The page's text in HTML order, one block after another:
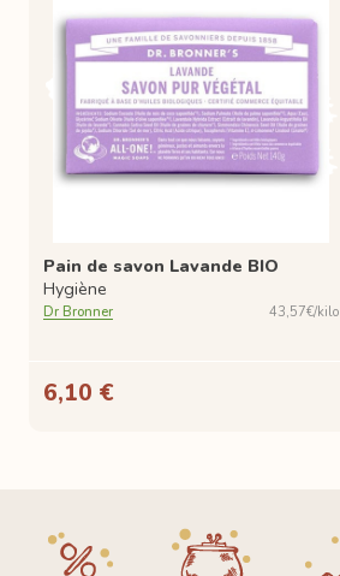
Pain de savon Lavande BIO
Hygiène
Dr Bronner 43,57€/kilo
6,10 €